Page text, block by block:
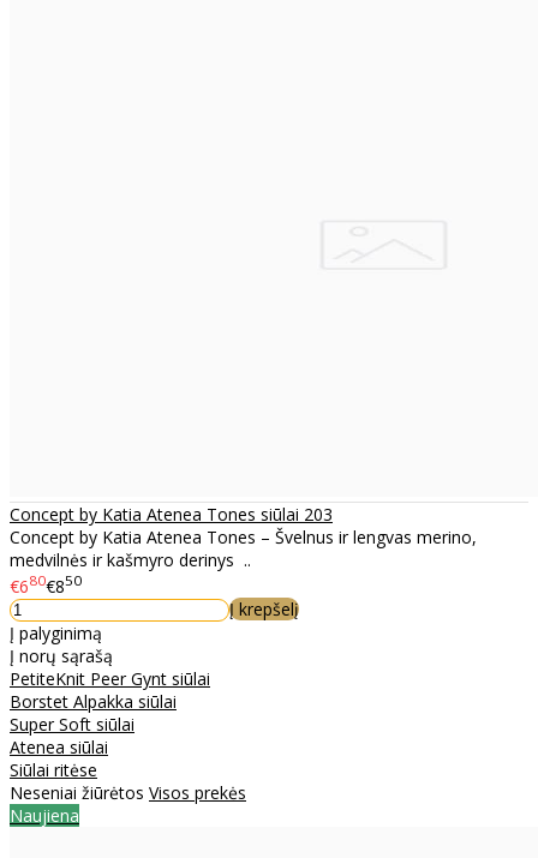
Concept by Katia Atenea Tones siūlai 203
Concept by Katia Atenea Tones – Švelnus ir lengvas merino,
medvilnės ir kašmyro derinys ..
€680€850
Į krepšelį
Į palyginimą
Į norų sąrašą
PetiteKnit Peer Gynt siūlai
Borstet Alpakka siūlai
Super Soft siūlai
Atenea siūlai
Siūlai ritėse
Neseniai žiūrėtos Visos prekės
Naujiena